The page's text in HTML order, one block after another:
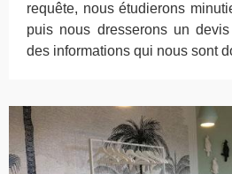
requête, nous étudierons
puis nous dresserons un
des informations qui nous sont